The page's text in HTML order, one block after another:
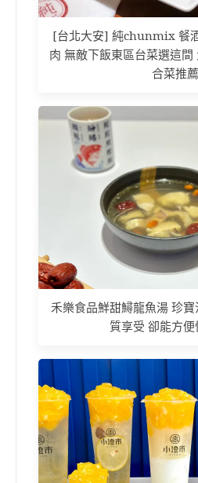
[台北大安] 純chunmix 餐
肉 無敵下飯東區台菜選這間
合菜推薦
禾樂食品鮮甜鱘龍魚湯 珍
質享受 卻能方